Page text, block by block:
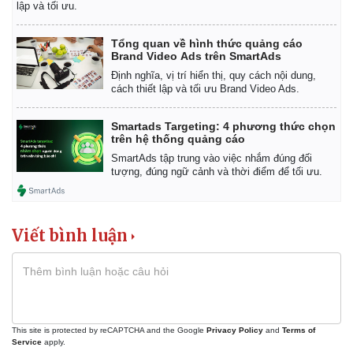
lập và tối ưu.
Tổng quan về hình thức quảng cáo
Brand Video Ads trên SmartAds
Định nghĩa, vị trí hiển thị, quy cách nội dung,
cách thiết lập và tối ưu Brand Video Ads.
Smartads Targeting: 4 phương thức chọn
trên hệ thống quảng cáo
SmartAds tập trung vào việc nhắm đúng đối
tượng, đúng ngữ cảnh và thời điểm để tối ưu.
Viết bình luận
This site is protected by reCAPTCHA and the Google Privacy Policy and Terms of
Service apply.